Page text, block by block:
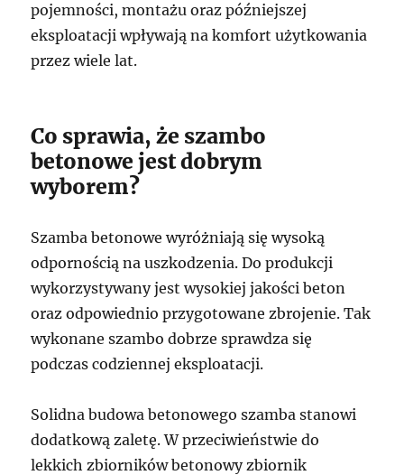
pojemności, montażu oraz późniejszej
eksploatacji wpływają na komfort użytkowania
przez wiele lat.
Co sprawia, że szambo
betonowe jest dobrym
wyborem?
Szamba betonowe wyróżniają się wysoką
odpornością na uszkodzenia. Do produkcji
wykorzystywany jest wysokiej jakości beton
oraz odpowiednio przygotowane zbrojenie. Tak
wykonane szambo dobrze sprawdza się
podczas codziennej eksploatacji.
Solidna budowa betonowego szamba stanowi
dodatkową zaletę. W przeciwieństwie do
lekkich zbiorników betonowy zbiornik